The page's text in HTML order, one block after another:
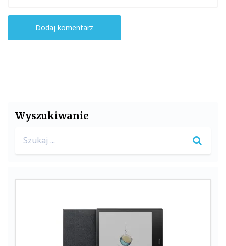
Wyszukiwanie
for: